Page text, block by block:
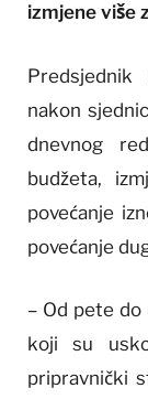
izmjene više
nakon
dnevnog
budžeta,
povećanje
povećanje
– Od pete
koji su
pripravnički